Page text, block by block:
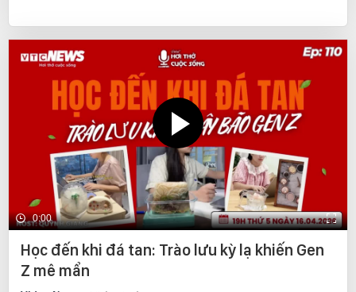
0:00
Học đến khi đá tan: Trào lưu kỳ lạ khiến Gen
Z mê mẩn